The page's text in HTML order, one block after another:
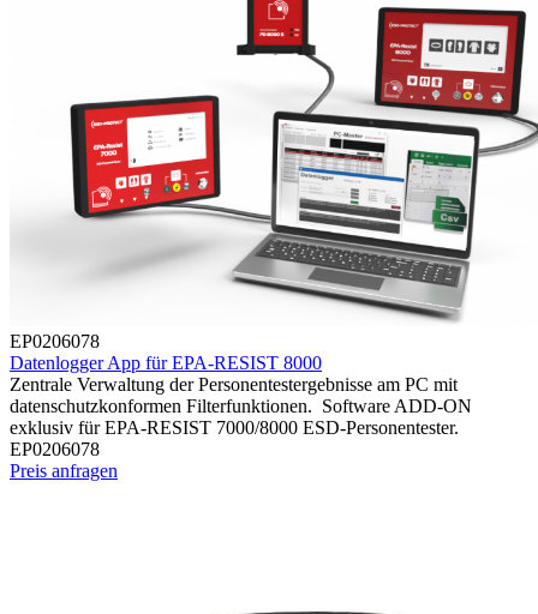
EP0206078
Datenlogger App für EPA-RESIST 8000
Zentrale Verwaltung der Personentestergebnisse am PC mit
datenschutzkonformen Filterfunktionen. Software ADD-ON
exklusiv für EPA-RESIST 7000/8000 ESD-Personentester.
EP0206078
Preis anfragen